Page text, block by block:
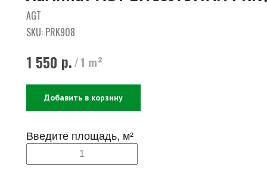
AGT
SKU: PRK908
1 550 р./1 m²
Добавить в корзину
Введите площадь, м²